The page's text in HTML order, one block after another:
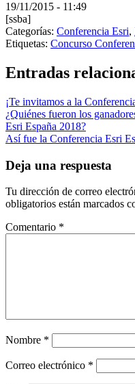
19/11/2015 - 11:49
[ssba]
Categorías: Conferencia Esri,
Etiquetas: Concurso
Entradas
¡Te invitamos a la
¿Quiénes fueron los
Esri España 2018?
Así fue la Conferencia Esri
Deja una respuesta
Tu dirección de correo
obligatorios están marcados
Comentario *
Nombre *
Correo electrónico *